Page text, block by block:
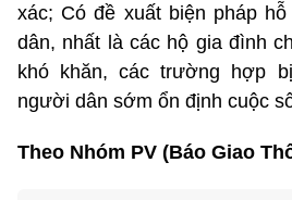
xác; Có đề xuất biện pháp
dân, nhất là các hộ gia đình
khó khăn, các trường hợp
người dân sớm ổn định cuộc
Theo Nhóm PV (Báo Giao